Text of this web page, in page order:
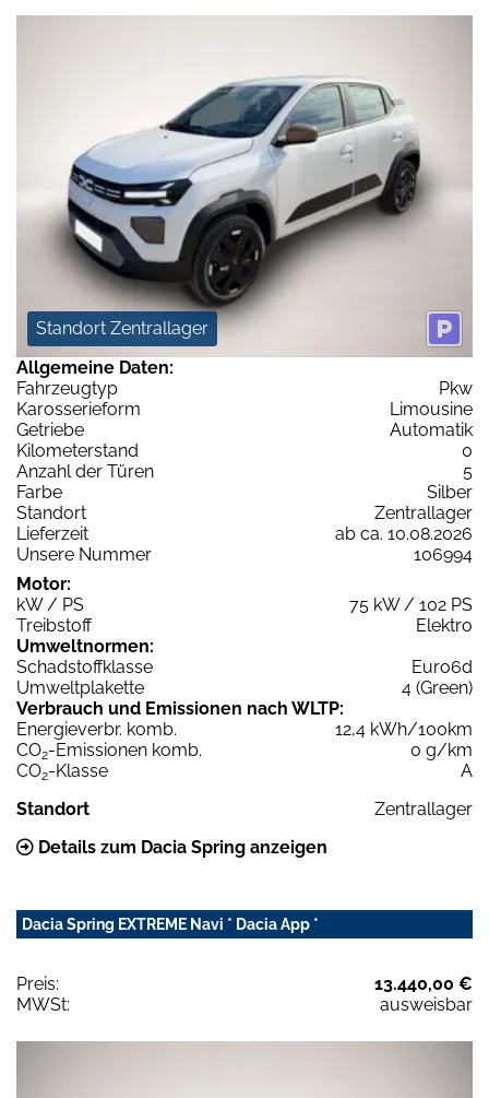
Standort Zentrallager
Allgemeine Daten:
Fahrzeugtyp
Pkw
Karosserieform
Limousine
Getriebe
Automatik
Kilometerstand
0
Anzahl der Türen
5
Farbe
Silber
Standort
Zentrallager
Lieferzeit
ab ca. 10.08.2026
Unsere Nummer
106994
Motor:
kW / PS
75 kW / 102 PS
Treibstoff
Elektro
Umweltnormen:
Schadstoffklasse
Euro6d
Umweltplakette
4 (Green)
Verbrauch und Emissionen nach WLTP:
Energieverbr. komb.
12,4 kWh/100km
CO2-Emissionen komb.
0 g/km
CO2-Klasse
A
Standort
Zentrallager
Details zum Dacia Spring anzeigen
Dacia Spring EXTREME Navi * Dacia App *
Preis:
13.440,00 €
MWSt:
ausweisbar